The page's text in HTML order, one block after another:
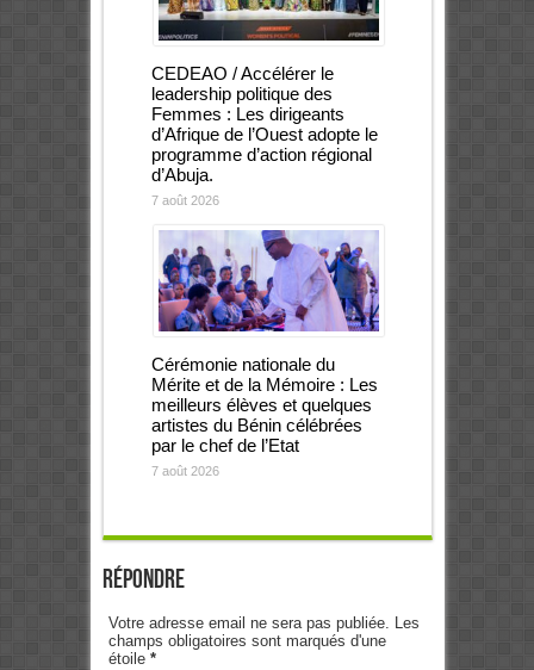
CEDEAO / Accélérer le
leadership politique des
Femmes : Les dirigeants
d’Afrique de l’Ouest adopte le
programme d’action régional
d’Abuja.
7 août 2026
Cérémonie nationale du
Mérite et de la Mémoire : Les
meilleurs élèves et quelques
artistes du Bénin célébrées
par le chef de l’Etat
7 août 2026
Répondre
Votre adresse email ne sera pas publiée. Les
champs obligatoires sont marqués d'une
étoile *